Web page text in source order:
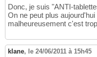
Donc, je suis "ANTI-
On ne peut plus
malheureusement c'est
klane, le 24/06/2011 à 15h45